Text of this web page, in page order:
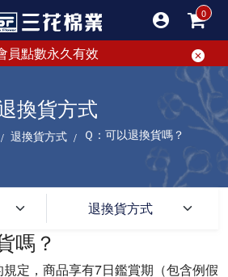
員點數永久有效
換貨方式
退換貨方式 Ｑ：可以退換貨嗎？
購物說明
退換貨方式
購物說明｜Ｑ
嗎？
定，商品享有7日鑑賞期（包含例假